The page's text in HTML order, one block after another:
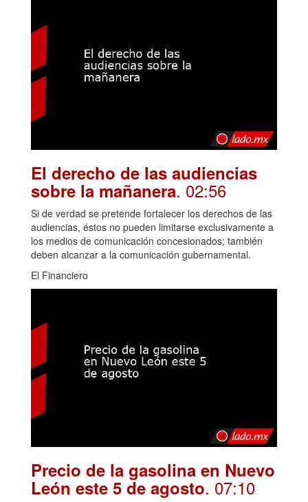
El derecho de las audiencias
sobre la mañanera. 02:56
Si de verdad se pretende fortalecer los derechos de las
audiencias, éstos no pueden limitarse exclusivamente a
los medios de comunicación concesionados; también
deben alcanzar a la comunicación gubernamental.
El Financiero
Precio de la gasolina en Nuevo
León este 5 de agosto. 07:10